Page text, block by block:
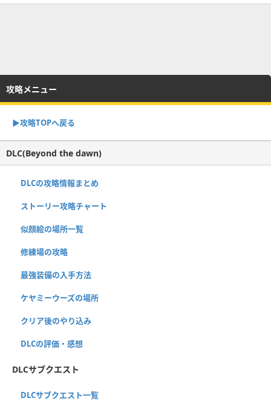
攻略メニュー
▶︎攻略TOPへ戻る
DLC(Beyond the dawn)
DLCの攻略情報まとめ
ストーリー攻略チャート
似顔絵の場所一覧
修練場の攻略
最強装備の入手方法
ケヤミーウーズの場所
クリア後のやり込み
DLCの評価・感想
DLCサブクエスト
DLCサブクエスト一覧